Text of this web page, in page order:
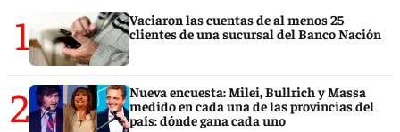
1
Vaciaron las cuentas de al menos 25
clientes de una sucursal del Banco Nación
2
Nueva encuesta: Milei, Bullrich y Massa
medido en cada una de las provincias del
país: dónde gana cada uno